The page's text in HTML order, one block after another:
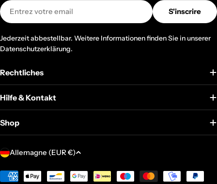
E-
mail
S'inscrire
Jederzeit abbestellbar. Weitere Informationen finden Sie in unserer
Datenschutzerklärung.
Rechtliches
Hilfe & Kontakt
Shop
P
y
Allemagne (EUR €)
Modes